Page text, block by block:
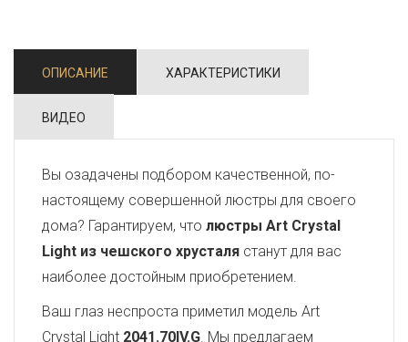
ОПИСАНИЕ ХАРАКТЕРИСТИКИ
ВИДЕО
Вы озадачены подбором качественной, по-
настоящему совершенной люстры для своего
дома? Гарантируем, что люстры Art Crystal
Light из чешского хрусталя станут для вас
наиболее достойным приобретением.
Ваш глаз неспроста приметил модель Art
Crystal Light 2041.70IV.G. Мы предлагаем